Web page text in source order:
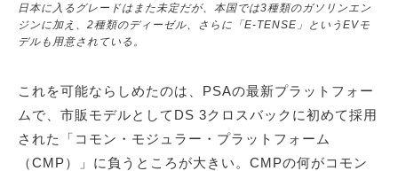
日本に入るグレードはまた未定だが、本国では3種類のガソリンエン
ジンに加え、2種類のディーゼル、さらに「E-TENSE」というEVモ
デルも用意されている。
これを可能ならしめたのは、PSAの最新プラットフォー
ムで、市販モデルとしてDS 3クロスバックに初めて採用
された「コモン・モジュラー・プラットフォーム
（CMP）」に負うところが大きい。CMPの何がコモン